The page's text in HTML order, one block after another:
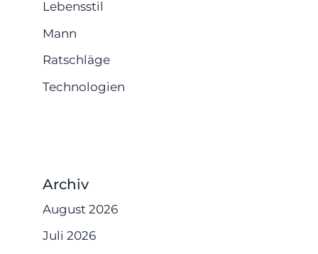
Lebensstil
Mann
Ratschläge
Technologien
Archiv
August 2026
Juli 2026